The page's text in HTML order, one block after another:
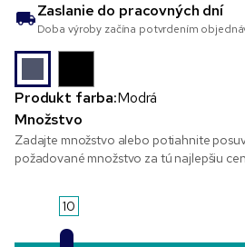
Zaslanie do pracovných dní
Doba výroby začína potvrdením
Produkt farba:Modrá
Množstvo
Zadajte množstvo alebo potiahnite
požadované množstvo za tú najlepšiu
10